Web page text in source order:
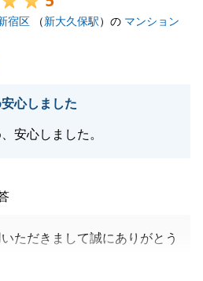
宿区 （新大久保駅）の マンション
心しました
安心しました。
ただきまして誠にありがとう